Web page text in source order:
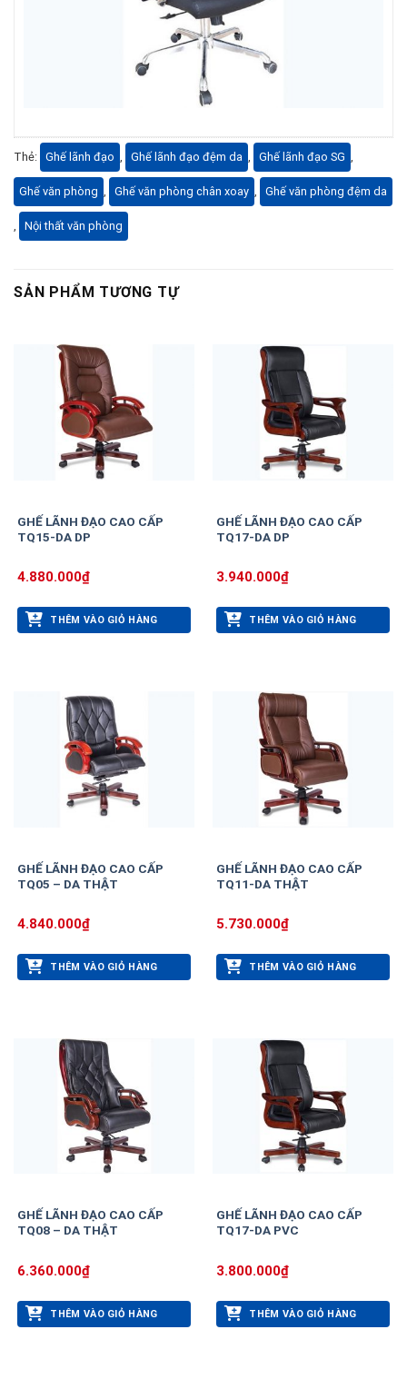
Thẻ: Ghế lãnh đạo Ghế lãnh đạo đệm da Ghế lãnh đạo SG
Ghế văn phòng Ghế văn phòng chân xoay Ghế văn phòng đệm da
Nội thất văn phòng
SẢN PHẨM TƯƠNG TỰ
GHẾ LÃNH ĐẠO CAO CẤP
TQ15-DA DP
4.880.000₫
THÊM VÀO GIỎ HÀNG
GHẾ LÃNH ĐẠO CAO CẤP
TQ17-DA DP
3.940.000₫
THÊM VÀO GIỎ HÀNG
GHẾ LÃNH ĐẠO CAO CẤP
TQ05 – DA THẬT
4.840.000₫
THÊM VÀO GIỎ HÀNG
GHẾ LÃNH ĐẠO CAO CẤP
TQ11-DA THẬT
5.730.000₫
THÊM VÀO GIỎ HÀNG
GHẾ LÃNH ĐẠO CAO CẤP
TQ08 – DA THẬT
6.360.000₫
THÊM VÀO GIỎ HÀNG
GHẾ LÃNH ĐẠO CAO CẤP
TQ17-DA PVC
3.800.000₫
THÊM VÀO GIỎ HÀNG